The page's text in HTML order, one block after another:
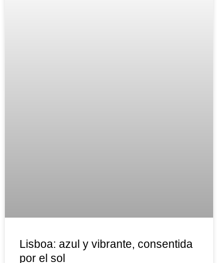
Lisboa: azul y vibrante, consentida
por el sol